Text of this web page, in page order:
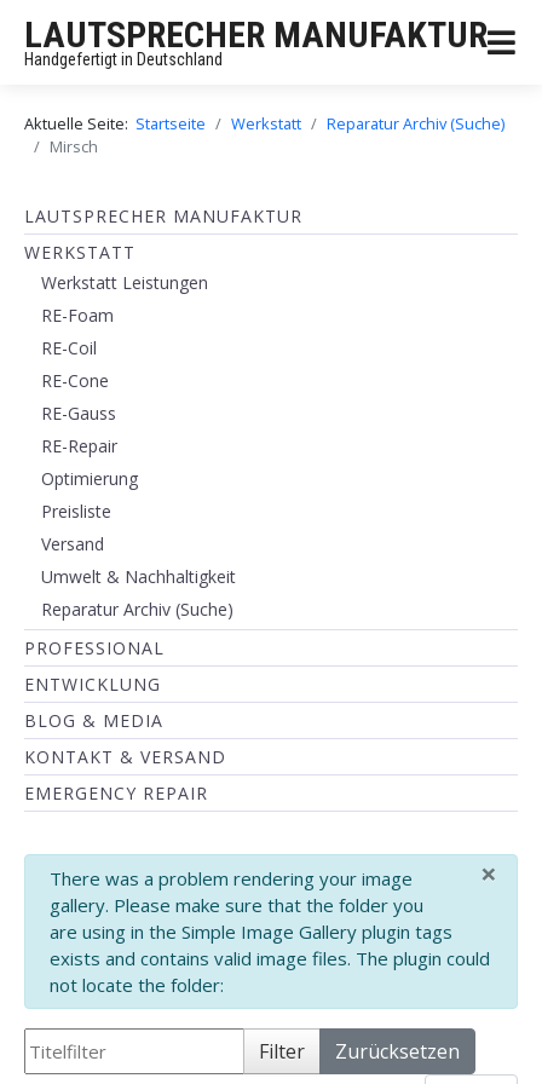
LAUTSPRECHER MANUFAKTUR
Handgefertigt in Deutschland
Aktuelle Seite: Startseite Werkstatt
Reparatur Archiv (Suche)
Mirsch
LAUTSPRECHER MANUFAKTUR
WERKSTATT
Werkstatt Leistungen
RE-Foam
RE-Coil
RE-Cone
RE-Gauss
RE-Repair
Optimierung
Preisliste
Versand
Umwelt & Nachhaltigkeit
Reparatur Archiv (Suche)
PROFESSIONAL
ENTWICKLUNG
BLOG & MEDIA
KONTAKT & VERSAND
EMERGENCY REPAIR
×
info
There was a problem rendering your image
gallery. Please make sure that the folder you
are using in the Simple Image Gallery plugin tags
exists and contains valid image files. The plugin could
not locate the folder:
Titelfilter Filter Zurücksetzen